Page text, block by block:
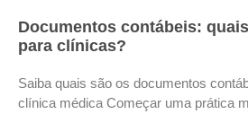
Documentos contábeis:
para clínicas?
Saiba quais são os documentos
clínica médica Começar uma prática